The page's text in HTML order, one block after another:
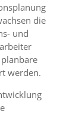
die
und
werden.